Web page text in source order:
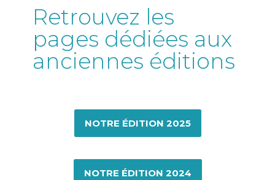
Retrouvez les
pages dédiées aux
anciennes éditions
NOTRE ÉDITION 2025
NOTRE ÉDITION 2024